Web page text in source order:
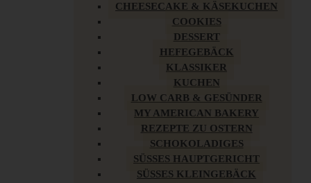
CHEESECAKE & KÄSEKUCHEN
COOKIES
DESSERT
HEFEGEBÄCK
KLASSIKER
KUCHEN
LOW CARB & GESÜNDER
MY AMERICAN BAKERY
REZEPTE ZU OSTERN
SCHOKOLADIGES
SÜSSES HAUPTGERICHT
SÜSSES KLEINGEBÄCK